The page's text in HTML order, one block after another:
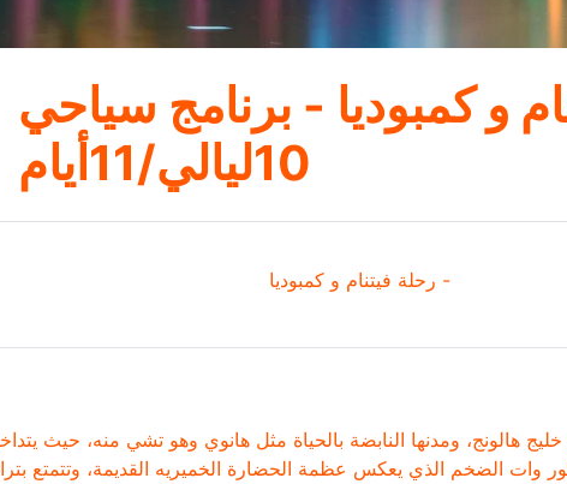
و كمبوديا - برنامج سياحي
10ليالي/11أيام
- رحلة فيتنام و كمبوديا
هالونج، ومدنها النابضة بالحياة مثل هانوي وهو تشي منه، حيث
وات الضخم الذي يعكس عظمة الحضارة الخميريه القديمة، وتتمتع